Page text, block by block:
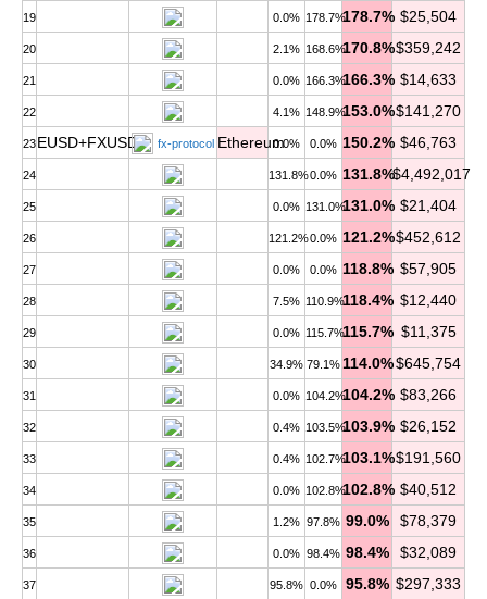
19 0.0% 178.7%178.7% $25,504
20 2.1% 168.6%170.8%$359,242
21 0.0% 166.3%166.3% $14,633
22 4.1% 148.9%153.0%$141,270
23EUSD+FXUSD fx-protocol Ethereum0.0% 0.0% 150.2% $46,763
24 131.8%0.0% 131.8%$4,492,017
25 0.0% 131.0%131.0% $21,404
26 121.2%0.0% 121.2%$452,612
27 0.0% 0.0% 118.8% $57,905
28 7.5% 110.9%118.4% $12,440
29 0.0% 115.7%115.7% $11,375
30 34.9% 79.1% 114.0%$645,754
31 0.0% 104.2%104.2% $83,266
32 0.4% 103.5%103.9% $26,152
33 0.4% 102.7%103.1%$191,560
34 0.0% 102.8%102.8% $40,512
35 1.2% 97.8% 99.0% $78,379
36 0.0% 98.4% 98.4% $32,089
37 95.8% 0.0% 95.8% $297,333